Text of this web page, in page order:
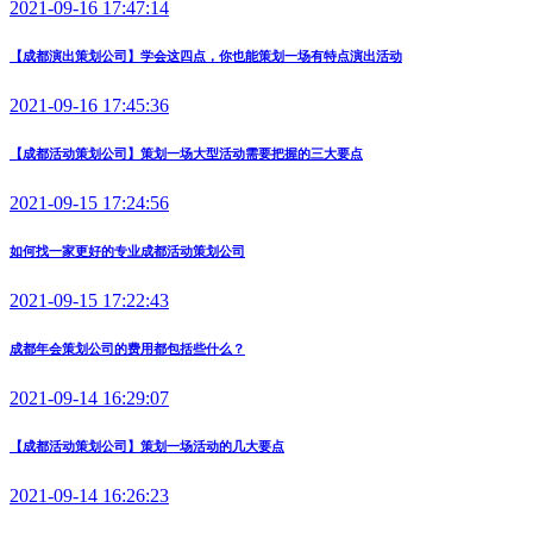
2021-09-16 17:47:14
【成都演出策划公司】学会这四点，你也能策划一场有特点演出活动
2021-09-16 17:45:36
【成都活动策划公司】策划一场大型活动需要把握的三大要点
2021-09-15 17:24:56
如何找一家更好的专业成都活动策划公司
2021-09-15 17:22:43
成都年会策划公司的费用都包括些什么？
2021-09-14 16:29:07
【成都活动策划公司】策划一场活动的几大要点
2021-09-14 16:26:23